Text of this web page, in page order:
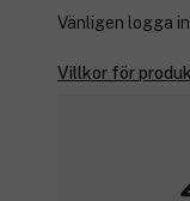
Vänligen logga
Villkor för